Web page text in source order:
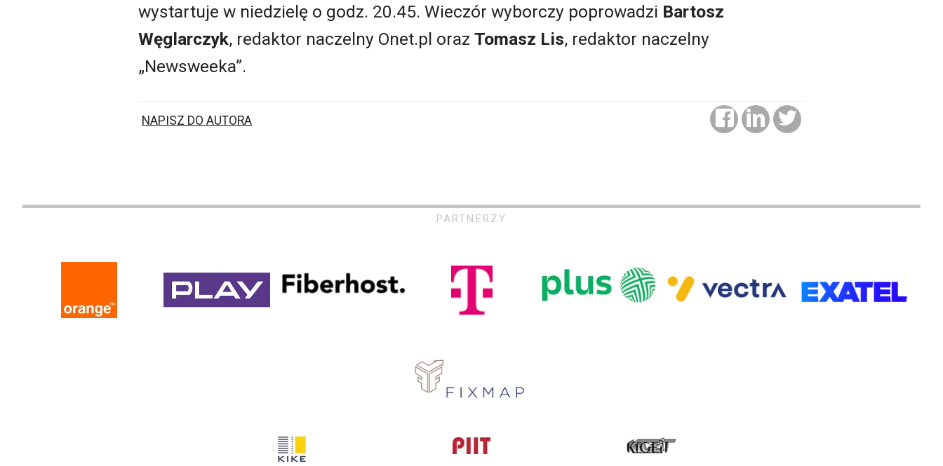
wystartuje w niedzielę o godz. 20.45. Wieczór wyborczy poprowadzi Bartosz
Węglarczyk, redaktor naczelny Onet.pl oraz Tomasz Lis, redaktor naczelny
„Newsweeka”.
NAPISZ DO AUTORA
PARTNERZY